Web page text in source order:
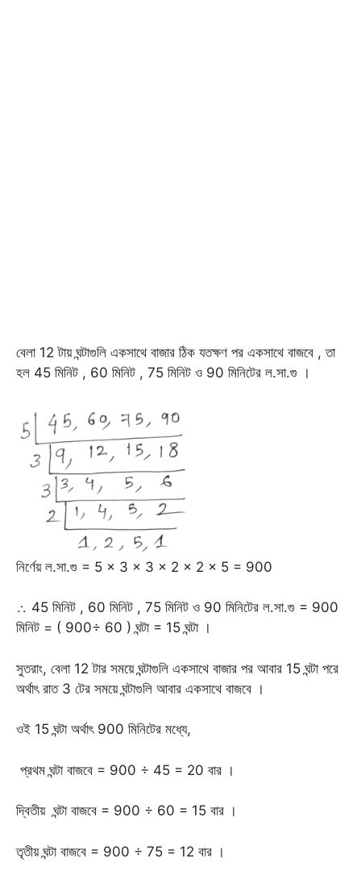
বেলা 12 টায় ঘন্টাগুলি একসাথে বাজার ঠিক যতক্ষণ পর একসাথে বাজবে , তা
হল 45 মিনিট , 60 মিনিট , 75 মিনিট ও 90 মিনিটের ল.সা.গু ।
নির্ণেয় ল.সা.গু = 5 × 3 × 3 × 2 × 2 × 5 = 900
∴ 45 মিনিট , 60 মিনিট , 75 মিনিট ও 90 মিনিটের ল.সা.গু = 900
মিনিট = ( 900÷ 60 ) ঘন্টা = 15 ঘন্টা ।
সুতরাং, বেলা 12 টার সময়ে ঘন্টাগুলি একসাথে বাজার পর আবার 15 ঘন্টা পরে
অর্থাৎ রাত 3 টের সময়ে ঘন্টাগুলি আবার একসাথে বাজবে ।
ওই 15 ঘন্টা অর্থাৎ 900 মিনিটের মধ্যে,
প্রথম ঘন্টা বাজবে = 900 ÷ 45 = 20 বার ।
দ্বিতীয় ঘন্টা বাজবে = 900 ÷ 60 = 15 বার ।
তৃতীয় ঘন্টা বাজবে = 900 ÷ 75 = 12 বার ।